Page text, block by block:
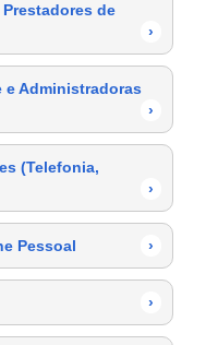
de
›
e Administradoras
›
(Telefonia,
›
Pessoal ›
›